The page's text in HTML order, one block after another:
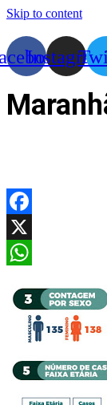
Skip to content
Instagram
Facebook
X